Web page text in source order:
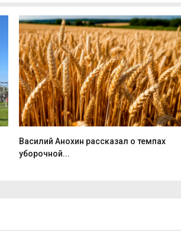
Василий Анохин рассказал о темпах
уборочной...